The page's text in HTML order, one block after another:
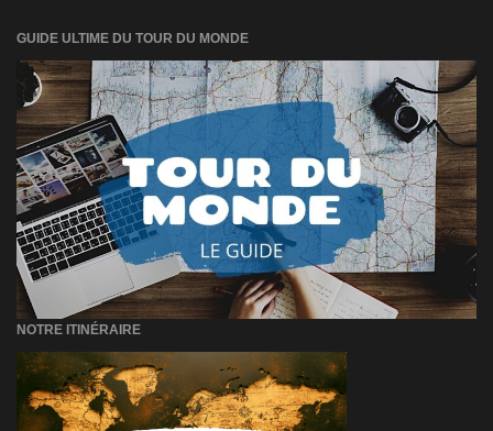
GUIDE ULTIME DU TOUR DU MONDE
NOTRE ITINÉRAIRE